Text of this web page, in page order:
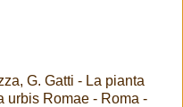
G. Gatti - La pianta
urbis Romae - Roma -